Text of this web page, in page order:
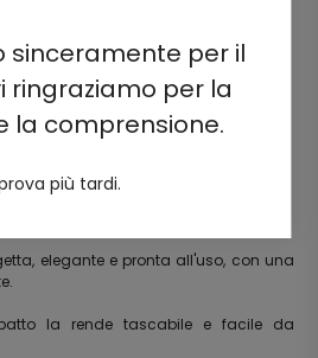
sinceramente per il
ringraziamo per la
la comprensione.
più tardi.
elegante e pronta all'uso, con una
la rende tascabile e facile da